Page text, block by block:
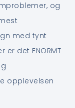
og
med tynt
det ENORMT
opplevelsen